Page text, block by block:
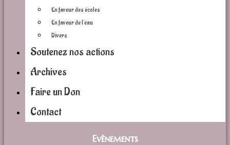
En faveur des écoles
En faveur de l’eau
Divers
Soutenez nos actions
Archives
Faire un Don
Contact
Evènements